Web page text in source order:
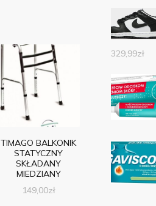
TIMAGO BALKONIK
STATYCZNY
SKŁADANY
MIEDZIANY
149,00zł
329,99zł